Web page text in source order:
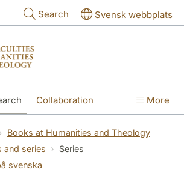
Search Svensk webbplats
Collaboration More
Books at Humanities and Theology
and series
Series
svenska